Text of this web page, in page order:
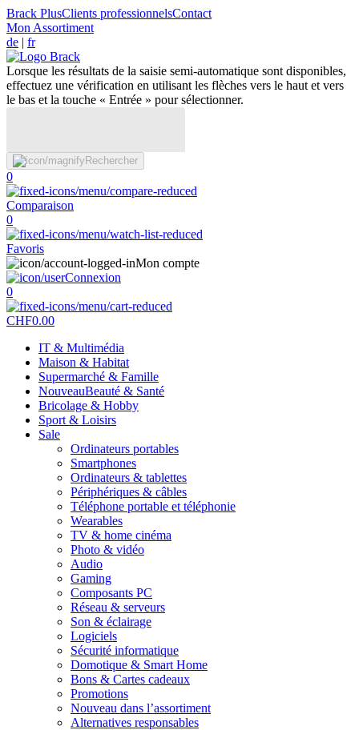
Brack PlusClients professionnelsContact
Mon Assortiment
de | fr
Lorsque les résultats de la saisie semi-automatique sont disponibles,
effectuez une vérification en utilisant les flèches vers le haut et vers
le bas et la touche « Entrée » pour sélectionner.
Rechercher
0
Comparaison
0
Favoris
Mon compte
Connexion
0
CHF0.00
IT & Multimédia
Maison & Habitat
Supermarché & Famille
NouveauBeauté & Santé
Bricolage & Hobby
Sport & Loisirs
Sale
Ordinateurs portables
Smartphones
Ordinateurs & tablettes
Périphériques & câbles
Téléphone portable et téléphonie
Wearables
TV & home cinéma
Photo & vidéo
Audio
Gaming
Composants PC
Réseau & serveurs
Son & éclairage
Logiciels
Sécurité informatique
Domotique & Smart Home
Bons & Cartes cadeaux
Promotions
Nouveau dans l’assortiment
Alternatives responsables